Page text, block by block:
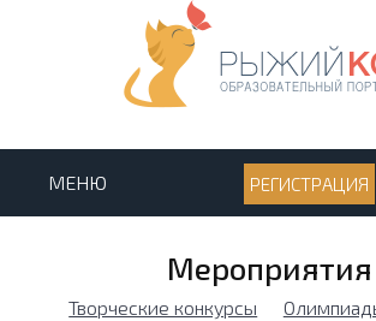
МЕНЮ РЕГИСТРАЦИЯ
Мероприятия
Творческие конкурсы